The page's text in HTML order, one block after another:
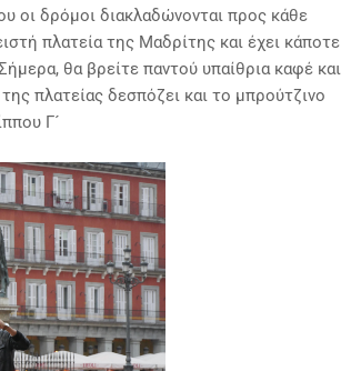
οι δρόμοι διακλαδώνονται προς κάθε
πλατεία της Μαδρίτης και έχει κάποτε
θα βρείτε παντού υπαίθρια καφέ και
πλατείας δεσπόζει και το μπρούτζινο
Γ´